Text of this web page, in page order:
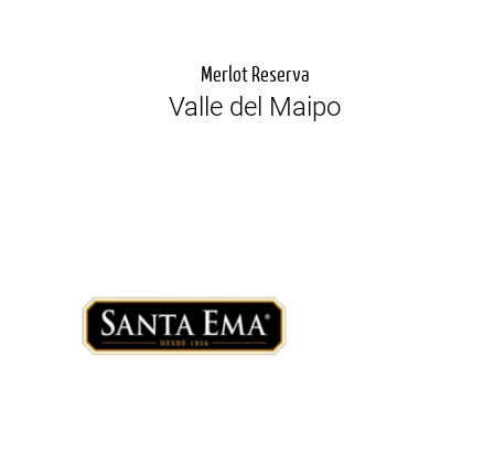
Merlot Reserva
Valle del Maipo